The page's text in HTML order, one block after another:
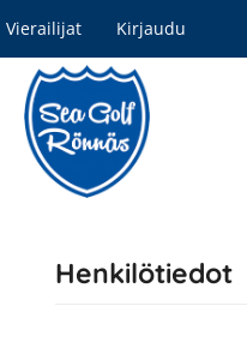
Vierailijat Kirjaudu
Henkilötiedot